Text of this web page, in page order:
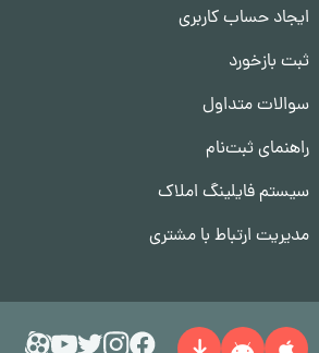
ایجاد حساب کاربری
ثبت بازخورد
سوالات متداول
راهنمای ثبت‌نام
سیستم فایلینگ املاک
مدیریت ارتباط با مشتری